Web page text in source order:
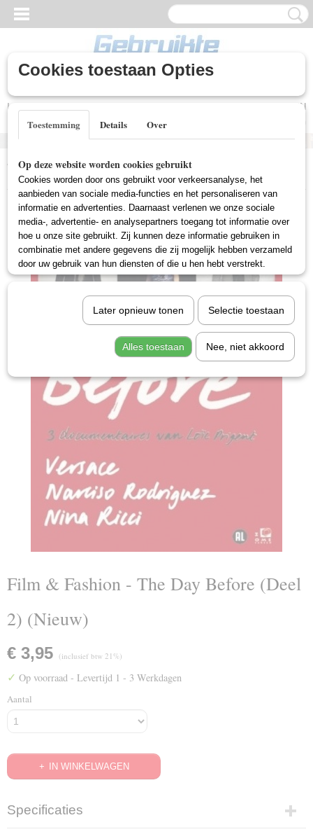
Inloggen
UW WINKELWAGEN
Home >Nieuwe DVD's>Documentaire (Nieuw)
The Day Before (Deel 2) (Nieuw)
Film & Fashion - The Day Before (Deel
2) (Nieuw)
€ 3,95 (inclusief btw 21%)
✓ Op voorraad - Levertijd 1 - 3 Werkdagen
Aantal
IN WINKELWAGEN
Specificaties
Cookies toestaan Opties
Toestemming Details Over
Op deze website worden cookies gebruikt
Cookies worden door ons gebruikt voor verkeersanalyse, het
aanbieden van sociale media-functies en het personaliseren van
informatie en advertenties. Daarnaast verlenen we onze sociale
media-, advertentie- en analysepartners toegang tot informatie over
hoe u onze site gebruikt. Zij kunnen deze informatie gebruiken in
combinatie met andere gegevens die zij mogelijk hebben verzameld
door uw gebruik van hun diensten of die u hen hebt verstrekt.
Later opnieuw tonen Selectie toestaan
Alles toestaan Nee, niet akkoord